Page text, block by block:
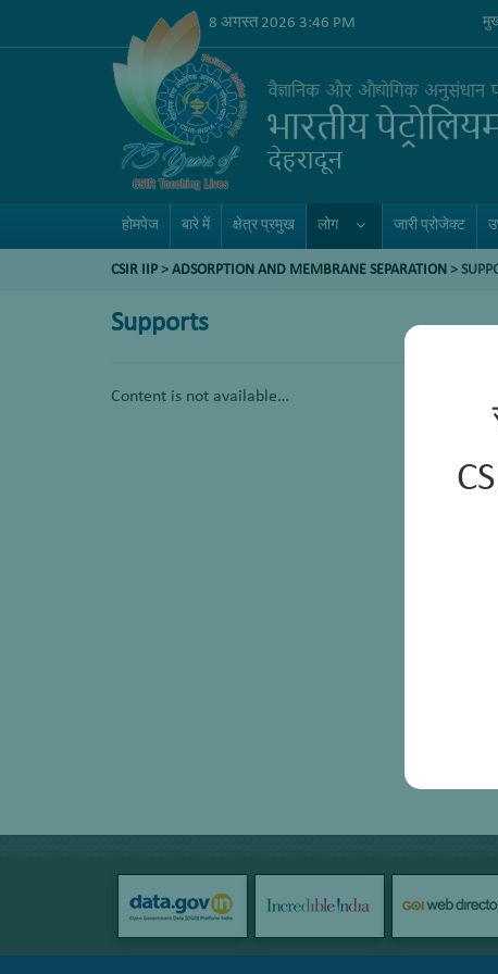
8 अगस्त 2026 3:46 PM
होमपेज बारे में क्षेत्र प्रमुख लोग जारी प्रोजेक्ट
CSIR IIP > ADSORPTION AND MEMBRANE SEPARATION >
Supports
Content is not available…